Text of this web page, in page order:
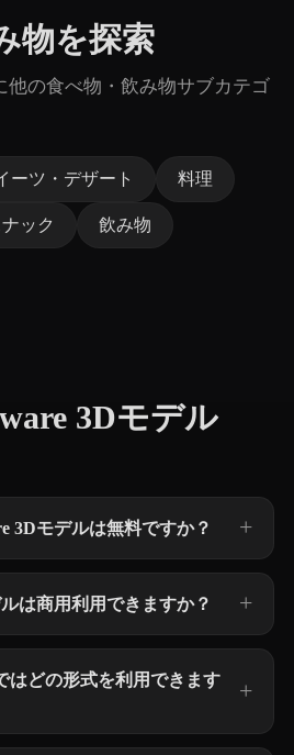
物を探索
他の食べ物・飲み物サブカテゴ
ーツ・デザート 料理
ック 飲み物
3Dモデル
3Dモデルは無料ですか？
は商用利用できますか？
はどの形式を利用できます